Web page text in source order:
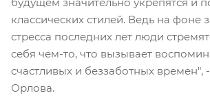
классических стилей. Ведь на фоне
стресса последних лет люди
себя чем-то, что вызывает
счастливых и беззаботных времен",
Орлова.